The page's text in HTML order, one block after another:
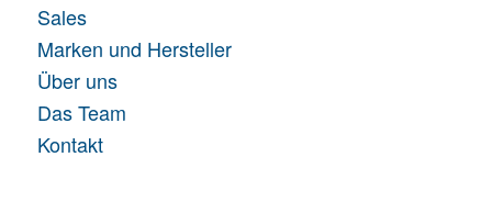
Sales
Marken und Hersteller
Über uns
Das Team
Kontakt